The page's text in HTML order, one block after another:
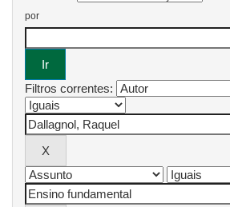
por
Filtros correntes: